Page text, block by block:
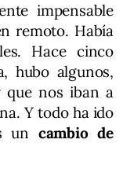
impensable
remoto. Había
Hace cinco
hubo algunos,
que nos iban a
Y todo ha ido
un cambio de